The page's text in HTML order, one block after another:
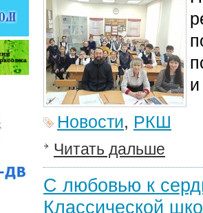
Новости, РКШ
Читать дальше
С любовью к
Классической